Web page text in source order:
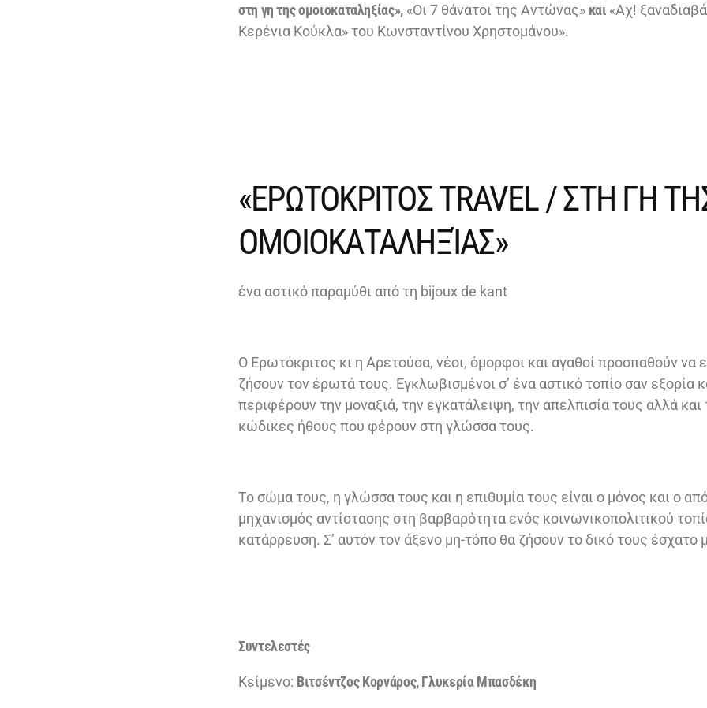
στη γη της ομοιοκαταληξίας», «Οι 7 θάνατοι της Αντώνας» και «Αχ!
Κερένια Κούκλα» του Κωνσταντίνου Χρηστομάνου».
«ΕΡΩΤΟΚΡΙΤΟΣ TRAVEL / ΣΤΗ ΓΗ
ΟΜΟΙΟΚΑΤΑΛΗΞΊΑΣ»
ένα αστικό παραμύθι από τη bijoux de kant
Ο Ερωτόκριτος κι η Αρετούσα, νέοι, όμορφοι και αγαθοί προσπαθούν να
ζήσουν τον έρωτά τους. Εγκλωβισμένοι σ’ ένα αστικό τοπίο σαν εξορία
περιφέρουν την μοναξιά, την εγκατάλειψη, την απελπισία τους αλλά και
κώδικες ήθους που φέρουν στη γλώσσα τους.
Το σώμα τους, η γλώσσα τους και η επιθυμία τους είναι ο μόνος και ο
μηχανισμός αντίστασης στη βαρβαρότητα ενός κοινωνικοπολιτικού
κατάρρευση. Σ’ αυτόν τον άξενο μη-τόπο θα ζήσουν το δικό τους έσχατο
Συντελεστές
Κείμενο: Βιτσέντζος Κορνάρος, Γλυκερία Μπασδέκη